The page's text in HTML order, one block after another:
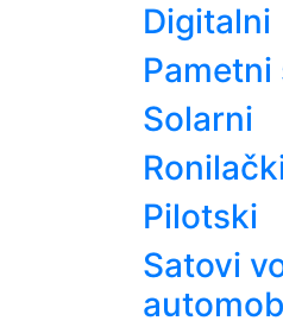
Digitalni
Pametni
Solarni
Pilotski
Satovi